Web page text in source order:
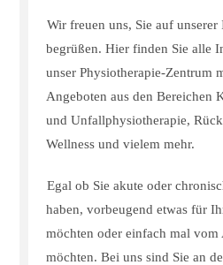
Wir freuen uns, Sie auf unserer
begrüßen. Hier finden Sie alle
unserPhysiotherapie-Zentrum
Angeboten aus den Bereichen
und Unfallphysiotherapie,
Wellness und vielem mehr.
Egal ob Sie akute oder
haben, vorbeugend etwas für
möchten oder einfach mal vom
möchten. Bei uns sind Sie an